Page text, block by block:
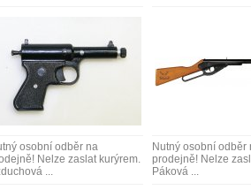
osobní odběr na
Nelze zaslat kurýrem.
...
Nutný osobní odběr
prodejně! Nelze
Páková ...